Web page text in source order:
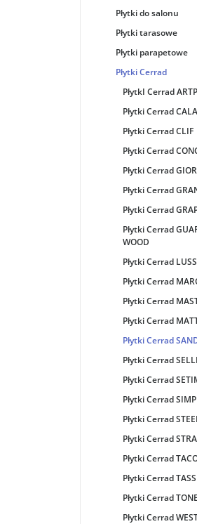
Płytki do salonu
Płytki tarasowe
Płytki parapetowe
Płytki Cerrad
PłytkI Cerrad
Płytki Cerrad
Płytki Cerrad CLIF
Płytki Cerrad
Płytki Cerrad
Płytki Cerrad
Płytki Cerrad
Płytki Cerrad
WOOD
Płytki Cerrad
Płytki Cerrad
Płytki Cerrad
Płytki Cerrad
Płytki Cerrad
Płytki Cerrad
Płytki Cerrad
Płytki Cerrad
Płytki Cerrad
Płytki Cerrad
Płytki Cerrad
Płytki Cerrad
Płytki Cerrad
Płytki Cerrad